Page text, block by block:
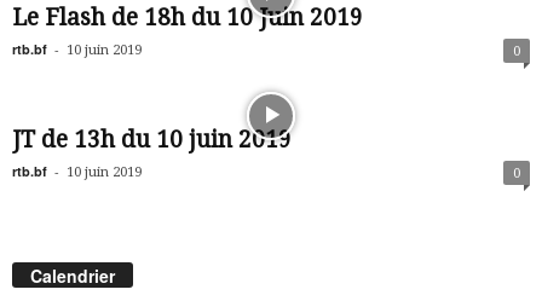
Le Flash de 18h du 10 Juin 2019
rtb.bf - 10 juin 2019 0
JT de 13h du 10 juin 2019
rtb.bf - 10 juin 2019 0
Calendrier